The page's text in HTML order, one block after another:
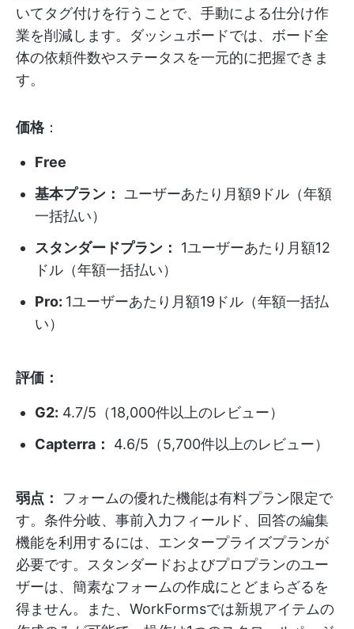
いてタグ付けを行うことで、手動による仕分け作
業を削減します。ダッシュボードでは、ボード全
体の依頼件数やステータスを一元的に把握できま
す。
価格：
Free
基本プラン： ユーザーあたり月額9ドル（年額
一括払い）
スタンダードプラン：
1ユーザーあたり月額12
ドル（年額一括払い）
Pro: 1ユーザーあたり月額19ドル（年額一括払
い）
評価：
G2: 4.7/5（18,000件以上のレビュー）
Capterra：
4.6/5（5,700件以上のレビュー）
弱点：
フォームの優れた機能は有料プラン限定で
す。条件分岐、事前入力フィールド、回答の編集
機能を利用するには、エンタープライズプランが
必要です。スタンダードおよびプロプランのユー
ザーは、簡素なフォームの作成にとどまらざるを
得ません。また、WorkFormsでは新規アイテムの